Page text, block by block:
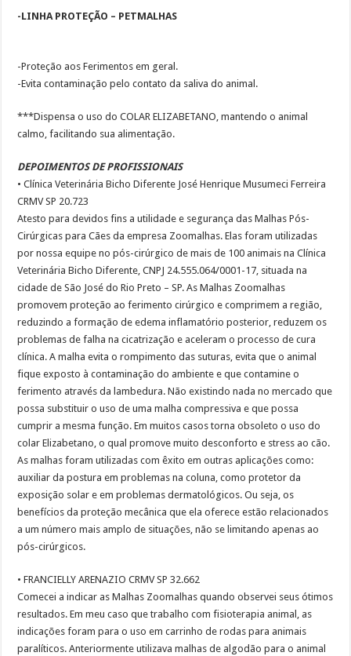
-LINHA PROTEÇÃO – PETMALHAS
-Proteção aos Ferimentos em geral.
-Evita contaminação pelo contato da saliva do animal.
***Dispensa o uso do COLAR ELIZABETANO, mantendo o animal
calmo, facilitando sua alimentação.
DEPOIMENTOS DE PROFISSIONAIS
• Clínica Veterinária Bicho Diferente José Henrique Musumeci Ferreira
CRMV SP 20.723
Atesto para devidos fins a utilidade e segurança das Malhas Pós-
Cirúrgicas para Cães da empresa Zoomalhas. Elas foram utilizadas
por nossa equipe no pós-cirúrgico de mais de 100 animais na Clínica
Veterinária Bicho Diferente, CNPJ 24.555.064/0001-17, situada na
cidade de São José do Rio Preto – SP. As Malhas Zoomalhas
promovem proteção ao ferimento cirúrgico e comprimem a região,
reduzindo a formação de edema inflamatório posterior, reduzem os
problemas de falha na cicatrização e aceleram o processo de cura
clínica. A malha evita o rompimento das suturas, evita que o animal
fique exposto à contaminação do ambiente e que contamine o
ferimento através da lambedura. Não existindo nada no mercado que
possa substituir o uso de uma malha compressiva e que possa
cumprir a mesma função. Em muitos casos torna obsoleto o uso do
colar Elizabetano, o qual promove muito desconforto e stress ao cão.
As malhas foram utilizadas com êxito em outras aplicações como:
auxiliar da postura em problemas na coluna, como protetor da
exposição solar e em problemas dermatológicos. Ou seja, os
benefícios da proteção mecânica que ela oferece estão relacionados
a um número mais amplo de situações, não se limitando apenas ao
pós-cirúrgicos.
• FRANCIELLY ARENAZIO CRMV SP 32.662
Comecei a indicar as Malhas Zoomalhas quando observei seus ótimos
resultados. Em meu caso que trabalho com fisioterapia animal, as
indicações foram para o uso em carrinho de rodas para animais
paralíticos. Anteriormente utilizava malhas de algodão para o animal